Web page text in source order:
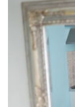
Search